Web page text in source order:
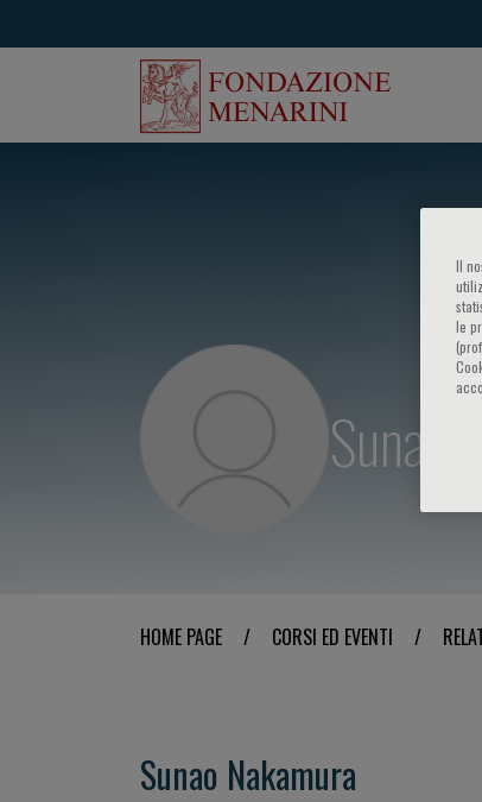
Sunao
HOME PAGE / CORSI ED EVENTI /
Sunao Nakamura
Il
le